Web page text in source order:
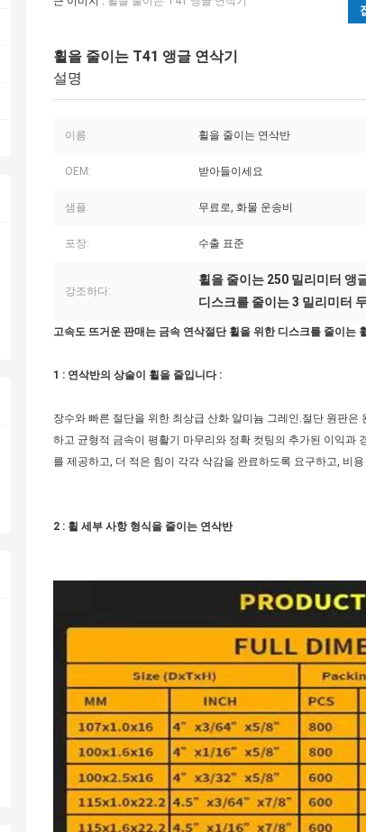
휠을 줄이는 T41 앵글 연삭기
설명
이름: 휠을 줄이는 연삭반
OEM: 받아들이세요
샘플: 무료로, 화물 운송비
포장: 수출 표준
강조하다:
휠을 줄이는 250 밀리미터 앵
디스크를 줄이는 3 밀리미터
고속도 뜨거운 판매는 금속 연삭절단 휠을 위한 디스크를 줄이는
1 : 연삭반의 상술이 휠을 줄입니다 :
장수와 빠른 절단을 위한 최상급 산화 알미늄 그레인.절단 원판
하고 균형적 금속이 평활기 마무리와 정확 컷팅의 추가된 이익과
를 제공하고, 더 적은 힘이 각각 삭감을 완료하도록 요구하고, 비
2 : 휠 세부 사항 형식을 줄이는 연삭반